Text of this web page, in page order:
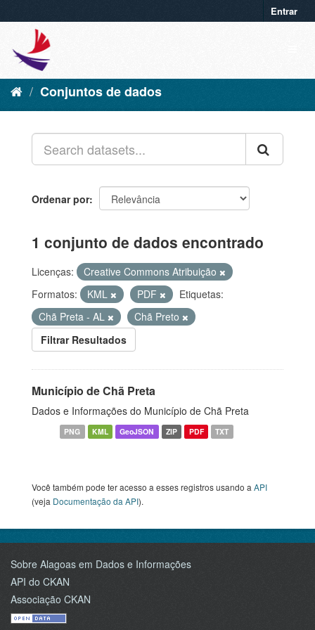
Entrar
Conjuntos de dados
Ordenar por
1 conjunto de dados encontrado
Licenças:
Creative Commons Atribuição
Formatos:
KML PDF
Etiquetas:
Chã Preta - AL
Chã Preto
Filtrar Resultados
Município de Chã Preta
Dados e Informações do Município de Chã Preta
PNG KML GeoJSON ZIP PDF TXT
Você também pode ter acesso a esses registros usando a API
(veja Documentação da API).
Sobre Alagoas em Dados e Informações
API do CKAN
Associação CKAN